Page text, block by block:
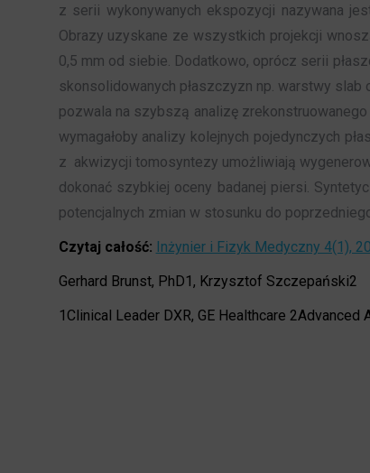
z serii wykonywanych ekspozycji nazywana
Obrazy uzyskane ze wszystkich projekcji
0,5 mm od siebie. Dodatkowo, oprócz serii
skonsolidowanych płaszczyzn np. warstwy
pozwala na szybszą analizę
wymagałoby analizy kolejnych pojedynczych
z akwizycji tomosyntezy umożliwiają
dokonać szybkiej oceny badanej piersi.
potencjalnych zmian w stosunku do
Czytaj całość: Inżynier i Fizyk Medyczny 4(1),
Gerhard Brunst, PhD1, Krzysztof Szczepański2
1Clinical Leader DXR, GE Healthcare